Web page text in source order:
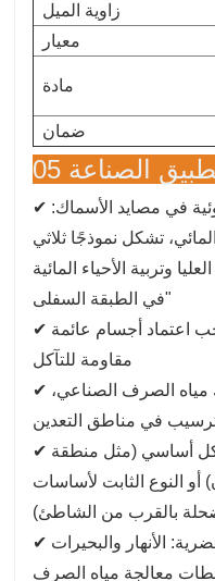
زاوية الميل
معيار
مادة
ضمان
الصناعة
✔ مشروع مكمل للطاقة الكهروضوئية في مصايد الأسماك:
تشكل نموذجًا ثلاثي
وتربية الأحياء المائية
في الطبقة السفلى"
✔ المزارع البحرية والبحرية: يجب اعتماد أجسام عائمة
مقاومة للتآكل
✔ مناطق المياه الصناعية: برك مياه الصرف الصناعي،
في مناطق التعدين
✔ الخزانات: من النوع العائم بشكل أساسي (مثل منطقة
أو النوع الثابت لأساسات
بالقرب من الشاطئ)
✔ المناظر الطبيعية البيئية الحضرية: الأنهار والبحيرات
معالجة مياه الصرف